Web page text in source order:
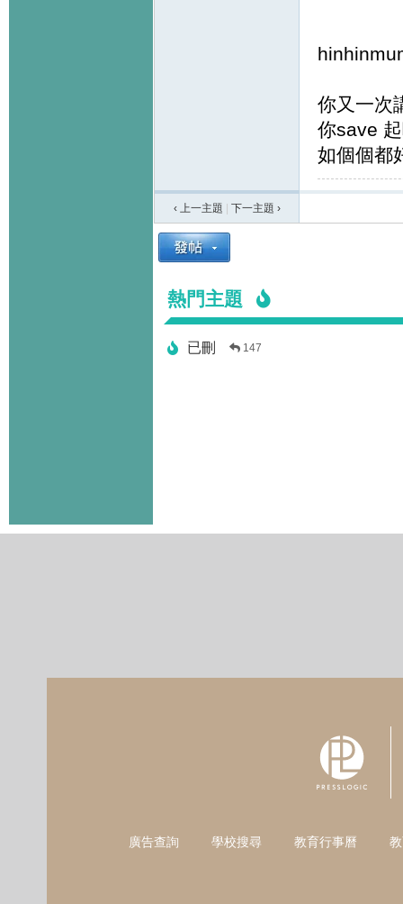
你又一次
你save
如個個都
‹ 上一主題 下一主題 ›
熱門主題
已刪 147
廣告查詢 學校搜尋 教育行事曆